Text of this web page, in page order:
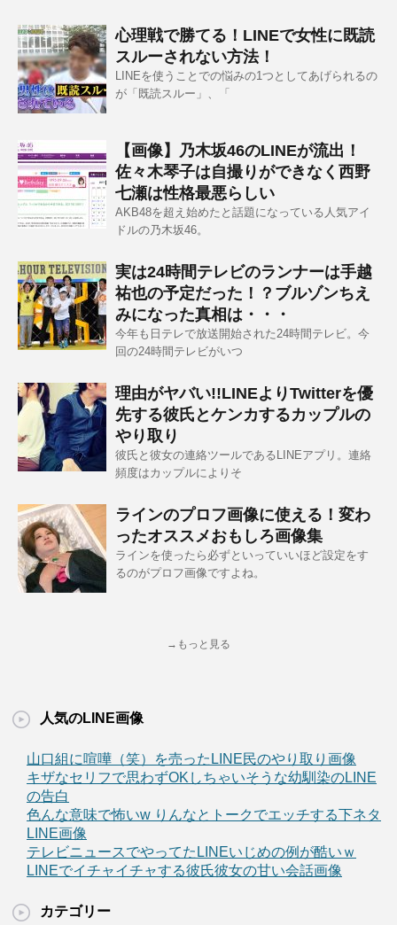
心理戦で勝てる！LINEで女性に既読
スルーされない方法！
LINEを使うことでの悩みの1つとしてあげられるの
が「既読スルー」、「
【画像】乃木坂46のLINEが流出！
佐々木琴子は自撮りができなく西野
七瀬は性格最悪らしい
AKB48を超え始めたと話題になっている人気アイ
ドルの乃木坂46。
実は24時間テレビのランナーは手越
祐也の予定だった！？ブルゾンちえ
みになった真相は・・・
今年も日テレで放送開始された24時間テレビ。今
回の24時間テレビがいつ
理由がヤバい!!LINEよりTwitterを優
先する彼氏とケンカするカップルの
やり取り
彼氏と彼女の連絡ツールであるLINEアプリ。連絡
頻度はカップルによりそ
ラインのプロフ画像に使える！変わ
ったオススメおもしろ画像集
ラインを使ったら必ずといっていいほど設定をす
るのがプロフ画像ですよね。
→もっと見る
人気のLINE画像
山口組に喧嘩（笑）を売ったLINE民のやり取り画像
キザなセリフで思わずOKしちゃいそうな幼馴染のLINE
の告白
色んな意味で怖いw りんなとトークでエッチする下ネタ
LINE画像
テレビニュースでやってたLINEいじめの例が酷いｗ
LINEでイチャイチャする彼氏彼女の甘い会話画像
カテゴリー